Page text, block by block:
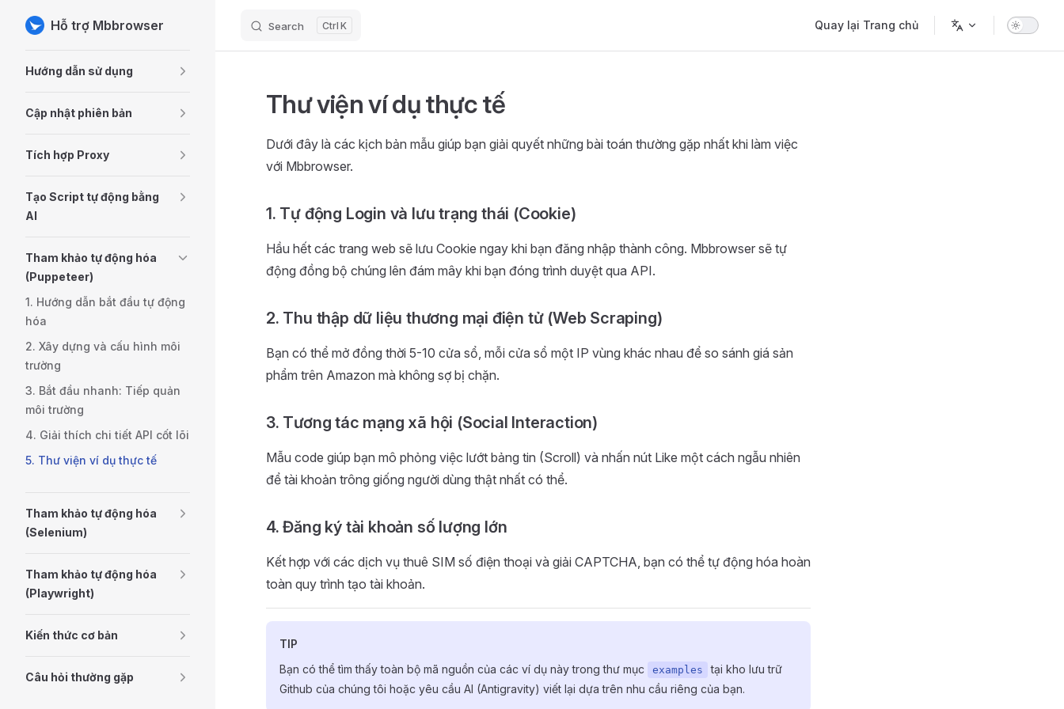
Skip to content
Hỗ trợ Mbbrowser Search K Quay lại Trang chủ
Hướng dẫn sử dụng
Cập nhật phiên bản
Tích hợp Proxy
Tạo Script tự động bằng
AI
Tham khảo tự động hóa
(Puppeteer)
1. Hướng dẫn bắt đầu tự động
hóa
2. Xây dựng và cấu hình môi
trường
3. Bắt đầu nhanh: Tiếp quản
môi trường
4. Giải thích chi tiết API cốt lõi
5. Thư viện ví dụ thực tế
Tham khảo tự động hóa
(Selenium)
Tham khảo tự động hóa
(Playwright)
Kiến thức cơ bản
Câu hỏi thường gặp
Thư viện ví dụ thực tế
Dưới đây là các kịch bản mẫu giúp bạn giải quyết những bài toán thường gặp nhất khi làm việc
với Mbbrowser.
1. Tự động Login và lưu trạng thái (Cookie)
Hầu hết các trang web sẽ lưu Cookie ngay khi bạn đăng nhập thành công. Mbbrowser sẽ tự
động đồng bộ chúng lên đám mây khi bạn đóng trình duyệt qua API.
2. Thu thập dữ liệu thương mại điện tử (Web Scraping)
Bạn có thể mở đồng thời 5-10 cửa sổ, mỗi cửa sổ một IP vùng khác nhau để so sánh giá sản
phẩm trên Amazon mà không sợ bị chặn.
3. Tương tác mạng xã hội (Social Interaction)
Mẫu code giúp bạn mô phỏng việc lướt bảng tin (Scroll) và nhấn nút Like một cách ngẫu nhiên
để tài khoản trông giống người dùng thật nhất có thể.
4. Đăng ký tài khoản số lượng lớn
Kết hợp với các dịch vụ thuê SIM số điện thoại và giải CAPTCHA, bạn có thể tự động hóa hoàn
toàn quy trình tạo tài khoản.
TIP
Bạn có thể tìm thấy toàn bộ mã nguồn của các ví dụ này trong thư mục
examples
tại kho lưu trữ
Github của chúng tôi hoặc yêu cầu AI (Antigravity) viết lại dựa trên nhu cầu riêng của bạn.